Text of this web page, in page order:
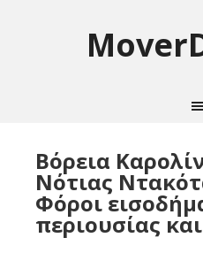
Βόρεια
Νότιας
Φόροι
περιουσίας